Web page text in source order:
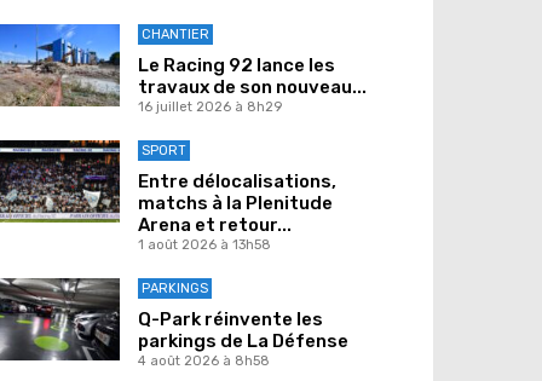
CHANTIER
Le Racing 92 lance les
travaux de son nouveau...
16 juillet 2026 à 8h29
SPORT
Entre délocalisations,
matchs à la Plenitude
Arena et retour...
1 août 2026 à 13h58
PARKINGS
Q-Park réinvente les
parkings de La Défense
4 août 2026 à 8h58